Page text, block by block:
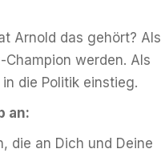
Arnold das gehört? Als
werden. Als
die Politik einstieg.
an:
die an Dich und Deine